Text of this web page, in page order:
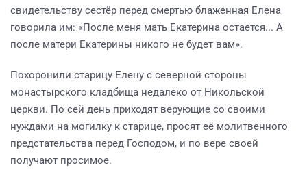
свидетельству сестёр перед смертью блаженная Елена
говорила им: «После меня мать Екатерина остается... А
после матери Екатерины никого не будет вам».
Похоронили старицу Елену с северной стороны
монастырского кладбища недалеко от Никольской
церкви. По сей день приходят верующие со своими
нуждами на могилку к старице, просят её молитвенного
предстательства перед Господом, и по вере своей
получают просимое.